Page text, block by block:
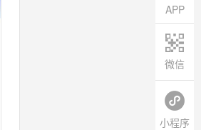
APP
微信
小程序